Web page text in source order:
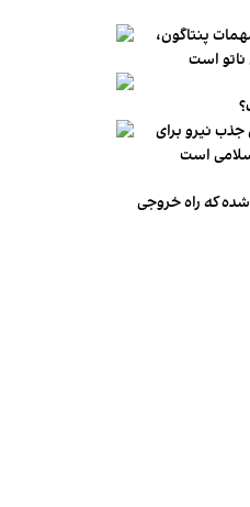
پنتاگون،
ناتو‌ است
جذب نیرو برای
است
شده که راه خروجی